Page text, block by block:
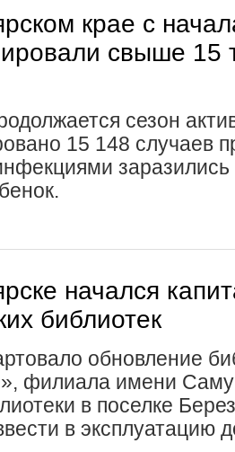
крае с
свыше 15
сезон
15 148 случаев
заразились
начался
библиотек
обновление
филиала имени
в поселке
в эксплуатацию